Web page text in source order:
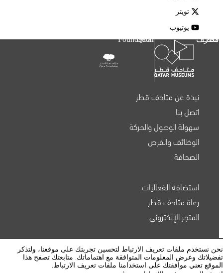
تويتر
يوتيوب
متاحف قطر Qatar Foundation
نبذة عن متاحف قطر
اتصل بنا
سهولة الوصول والحركة
الوظائف والفرص
الصحافة
استضافة الفعاليات
رعاة متاحف قطر
المتجر الإلكتروني
الشروط والأحكام
متاحف قطر على الخريطة
استكشف متاحفنا، ومعارضنا، ومساحاتنا الإبداعية، المنتشرة
الآن أو ابحث عن أحد المرافق أو المواقع على الخريطة.
المتاحف وصالات العرض والمراكز الإبداعية
نحن نستخدم ملفات تعريف الارتباط لتحسين تجربتك على موقعنا، ولتذكر
تفضيلاتك وعرض المعلومات المتوافقة مع اهتماماتك. متابعتك تصفح هذا
الموقع تعني موافقتك على استخدامنا ملفات تعريف الارتباط.